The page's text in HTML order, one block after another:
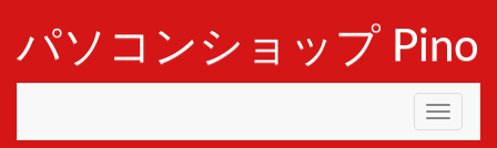
パソコンショップ Pino
Toggle